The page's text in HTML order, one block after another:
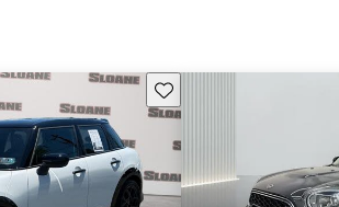
Guarda este Aviso